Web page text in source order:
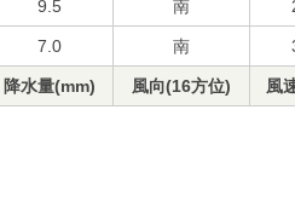
9.5 南
7.0 南
降水量(mm) 風向(16方位) 風